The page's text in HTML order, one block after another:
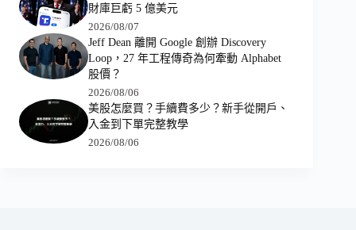
財庫巨虧 5 億美元
2026/08/07
Jeff Dean 離開 Google 創辦 Discovery
Loop，27 年工程傳奇為何牽動 Alphabet
股價？
2026/08/06
美股怎麼買？手續費多少？新手從開戶、
入金到下單完整教學
2026/08/06